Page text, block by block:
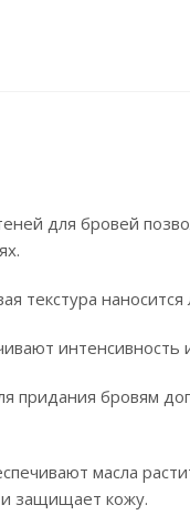
для бровей
текстура
придания бровям
масла
и защищает кожу.